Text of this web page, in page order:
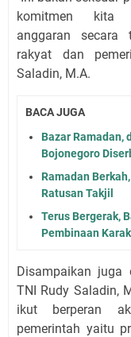
komitmen kita
anggaran secara
rakyat dan
Saladin, M.A.
BACA JUGA
Bazar Ramadan,
Bojonegoro
Ramadan
Ratusan Takjil
Terus Bergerak,
Pembinaan
Disampaikan juga
TNI Rudy Saladin,
ikut berperan
pemerintah yaitu